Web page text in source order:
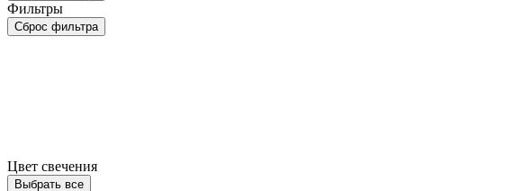
Фильтры
Сброс фильтра
Цвет свечения
Выбрать все